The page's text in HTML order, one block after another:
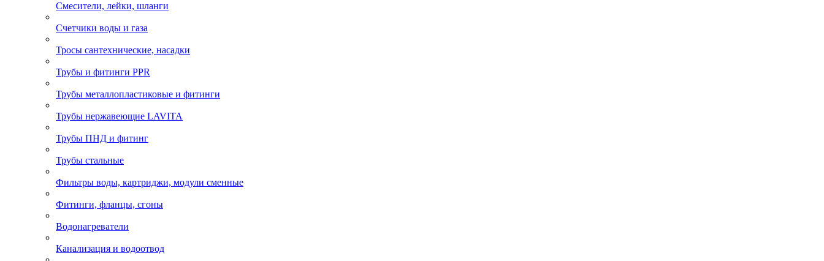
Смесители, лейки, шланги
Счетчики воды и газа
Тросы сантехнические, насадки
Трубы и фитинги PPR
Трубы металлопластиковые и фитинги
Трубы нержавеющие LAVITA
Трубы ПНД и фитинг
Трубы стальные
Фильтры воды, картриджи, модули сменные
Фитинги, фланцы, сгоны
Водонагреватели
Канализация и водоотвод